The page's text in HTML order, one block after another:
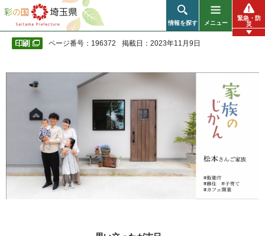
彩の国 埼玉県
情報を探す メニュー
緊急・防
災
ページ番号：196372 掲載日：2023年11月9日